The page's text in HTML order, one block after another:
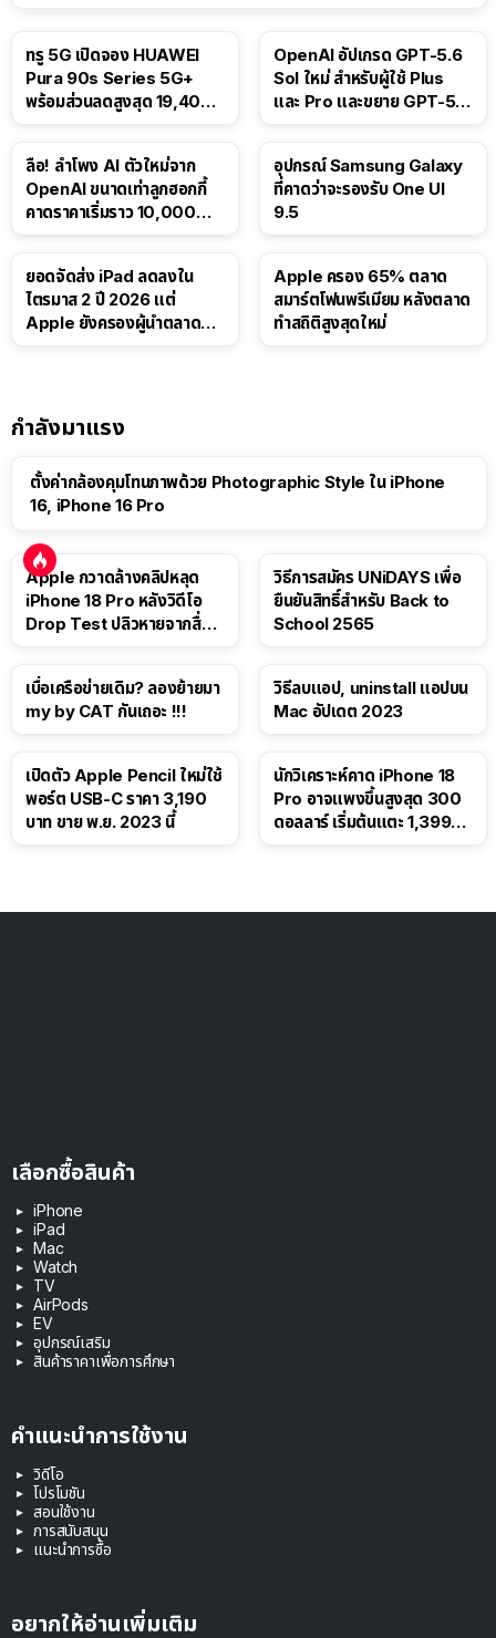
ทรู 5G เปิดจอง HUAWEI
Pura 90s Series 5G+
พร้อมส่วนลดสูงสุด 19,400
OpenAI อัปเกรด GPT-5.6
Sol ใหม่ สำหรับผู้ใช้ Plus
และ Pro และขยาย GPT-5.6
ลือ! ลำโพง AI ตัวใหม่จาก
OpenAI ขนาดเท่าลูกฮอกกี้
คาดราคาเริ่มราว 10,000
อุปกรณ์ Samsung Galaxy
ที่คาดว่าจะรองรับ One UI
9.5
ยอดจัดส่ง iPad ลดลงใน
ไตรมาส 2 ปี 2026 แต่
Apple ยังครองผู้นำตลาด
Apple ครอง 65% ตลาด
สมาร์ตโฟนพรีเมียม หลังตลาด
ทำสถิติสูงสุดใหม่
กำลังมาแรง
ตั้งค่ากล้องคุมโทนภาพด้วย Photographic Style ใน iPhone
16, iPhone 16 Pro
Apple กวาดล้างคลิปหลุด
iPhone 18 Pro หลังวิดีโอ
Drop Test ปลิวหายจากสื่อ
วิธีการสมัคร UNiDAYS เพื่อ
ยืนยันสิทธิ์สำหรับ Back to
School 2565
เบื่อเครือข่ายเดิม? ลองย้ายมา
my by CAT กันเถอะ !!!
วิธีลบแอป, uninstall แอปบน
Mac อัปเดต 2023
เปิดตัว Apple Pencil ใหม่ใช้
พอร์ต USB-C ราคา 3,190
บาท ขาย พ.ย. 2023 นี้
นักวิเคราะห์คาด iPhone 18
Pro อาจแพงขึ้นสูงสุด 300
ดอลลาร์ เริ่มต้นแตะ 1,399
เลือกซื้อสินค้า
iPhone
iPad
Mac
Watch
TV
AirPods
EV
อุปกรณ์เสริม
สินค้าราคาเพื่อการศึกษา
คำแนะนำการใช้งาน
วิดีโอ
โปรโมชัน
สอนใช้งาน
การสนับสนุน
แนะนำการซื้อ
อยากให้อ่านเพิ่มเติม